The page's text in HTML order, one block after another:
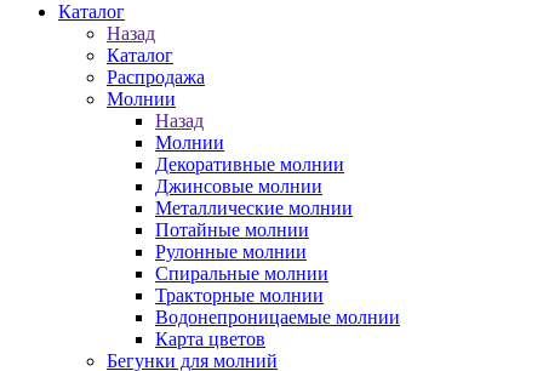
Каталог
Назад
Каталог
Распродажа
Молнии
Назад
Молнии
Декоративные молнии
Джинсовые молнии
Металлические молнии
Потайные молнии
Рулонные молнии
Спиральные молнии
Тракторные молнии
Водонепроницаемые молнии
Карта цветов
Бегунки для молний